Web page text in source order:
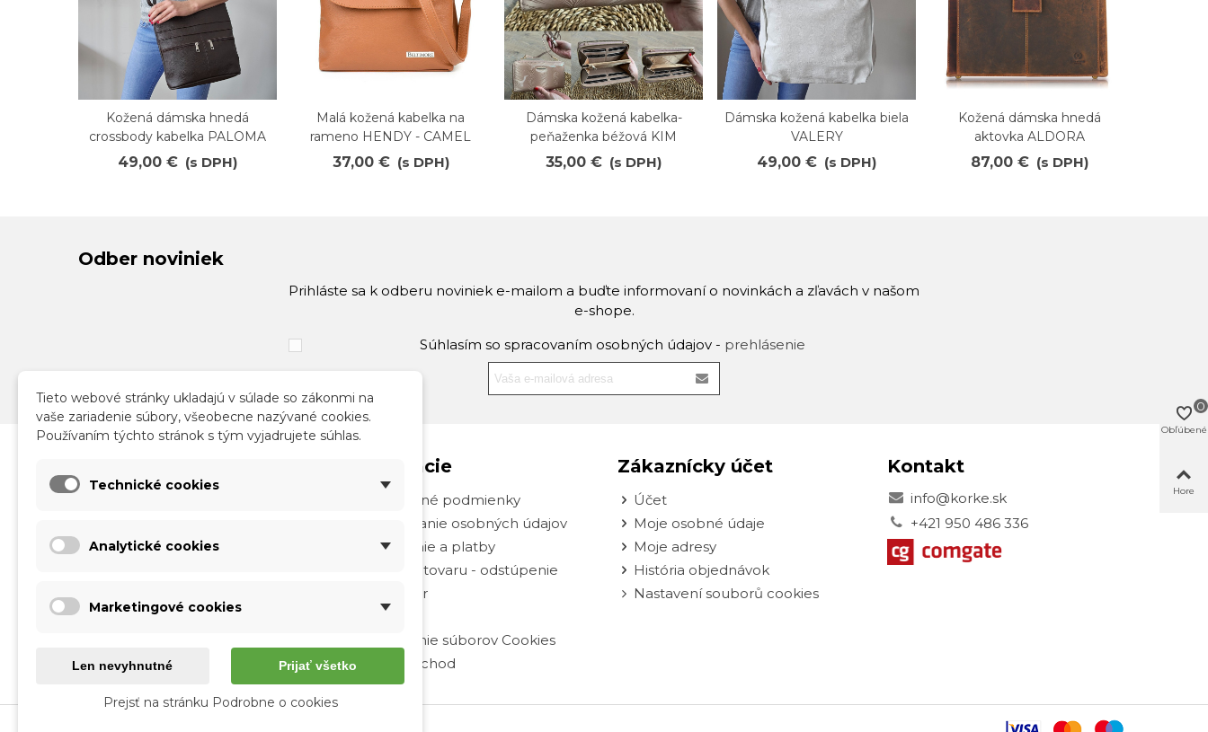
Obľúbené
Kožená dámska hnedá
crossbody kabelka PALOMA
49,00 € (s DPH)
Obľúbené
Malá kožená kabelka na
rameno HENDY - CAMEL
37,00 € (s DPH)
Obľúbené
Dámska kožená kabelka-
peňaženka béžová KIM
35,00 € (s DPH)
Obľúbené
Dámska kožená kabelka biela
VALERY
49,00 € (s DPH)
Obľúbené
Kožená dámska hnedá
aktovka ALDORA
87,00 € (s DPH)
Odber noviniek
Prihláste sa k odberu noviniek e-mailom a buďte informovaní o novinkách a zľavách v našom
e-shope.
Súhlasím so spracovaním osobných údajov - prehlásenie
Kontakt
Informácie
Obchodné podmienky
Spracovanie osobných údajov
Doručenie a platby
Vrátenie tovaru - odstúpenie
Formulár
O nás
Používanie súborov Cookies
Veľkoobchod
Zákaznícky účet
Účet
Moje osobné údaje
Moje adresy
História objednávok
Nastavení souborů cookies
Kontakt
info@korke.sk
+421 950 486 336
Obľúbené
0
Hore
Tieto webové stránky ukladajú v súlade so zákonmi na
vaše zariadenie súbory, všeobecne nazývané cookies.
Používaním týchto stránok s tým vyjadrujete súhlas.
Technické cookies
Analytické cookies
Marketingové cookies
Len nevyhnutné Prijať všetko
Prejsť na stránku Podrobne o cookies